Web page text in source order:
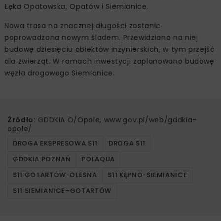
Łęka Opatowska, Opatów i Siemianice.
Nowa trasa na znacznej długości zostanie
poprowadzona nowym śladem. Przewidziano na niej
budowę dziesięciu obiektów inżynierskich, w tym przejść
dla zwierząt. W ramach inwestycji zaplanowano budowę
węzła drogowego Siemianice.
Źródło: GDDKiA O/Opole, www.gov.pl/web/gddkia-
opole/
DROGA EKSPRESOWA S11
DROGA S11
GDDKIA POZNAŃ
POLAQUA
S11 GOTARTÓW-OLESNA
S11 KĘPNO-SIEMIANICE
S11 SIEMIANICE–GOTARTÓW